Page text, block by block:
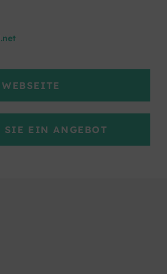
WEBSEITE
SIE EIN ANGEBOT